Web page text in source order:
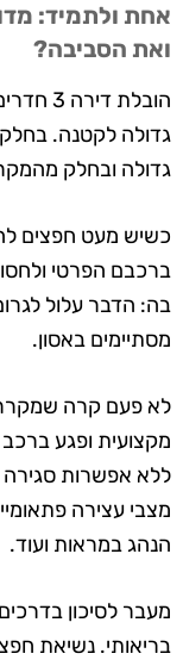
אחת ולתמיד:
ואת הסביבה?
הובלת
גדולה לקטנה.
גדולה ובחלק
כשיש מעט חפצים
ברכבם הפרטי
בה: הדבר עלול
מסתיימים באסון.
לא פעם קרה
מקצועית ופגע
ללא אפשרות
מצבי עצירה
הנהג במראות ועוד.
מעבר לסיכון
בריאותי. נשיאת